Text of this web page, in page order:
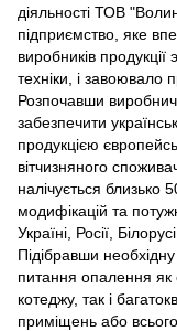
діяльності ТОВ
підприємство, яке
виробників
техніки, і завоювало
Розпочавши
забезпечити
продукцією
вітчизняного
налічується близько
модифікацій та
Україні, Росії, Білорусі.
Підібравши
питання опалення як
котеджу, так і
приміщень або